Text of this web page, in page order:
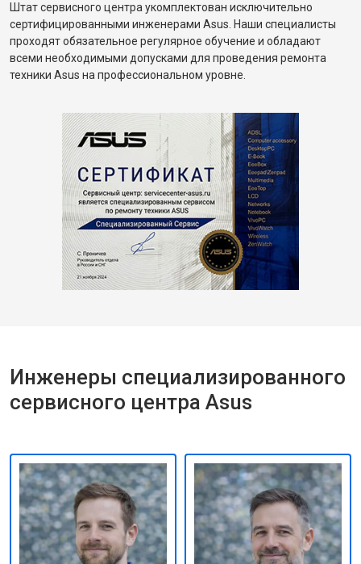
Штат сервисного центра укомплектован исключительно
сертифицированными инженерами Asus. Наши специалисты
проходят обязательное регулярное обучение и обладают
всеми необходимыми допусками для проведения ремонта
техники Asus на профессиональном уровне.
Инженеры специализированного
сервисного центра Asus